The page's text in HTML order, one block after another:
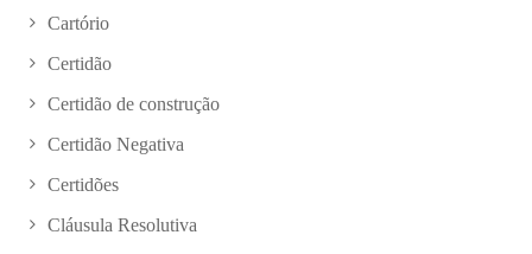
Cartório
Certidão
Certidão de construção
Certidão Negativa
Certidões
Cláusula Resolutiva